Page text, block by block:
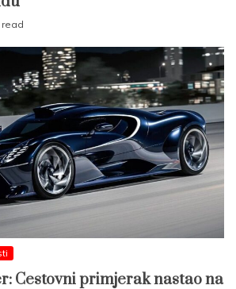
read
Cestovni primjerak nastao na